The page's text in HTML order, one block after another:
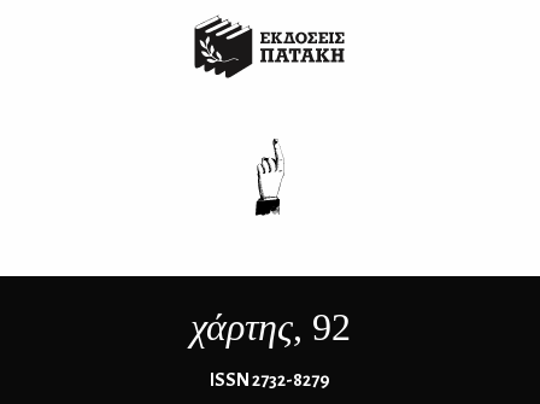
χάρτης, 92
ΙSSN 2732-8279